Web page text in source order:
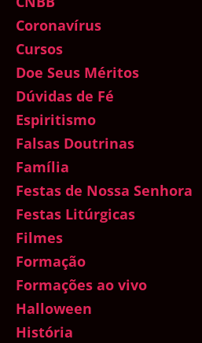
Coronavírus
Cursos
Doe Seus Méritos
Dúvidas de Fé
Espiritismo
Falsas Doutrinas
Família
Festas de Nossa Senhora
Festas Litúrgicas
Filmes
Formação
Formações ao vivo
Halloween
História